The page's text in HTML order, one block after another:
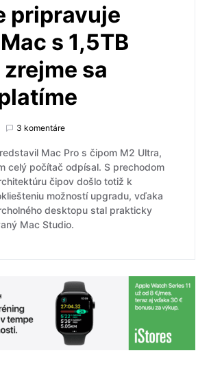
pripravuje
s 1,5TB
zrejme sa
3 komentáre
Mac Pro s čipom M2 Ultra,
celý počítač odpísal. S prechodom
čipov došlo totiž k
možností upgradu, vďaka
desktopu stal prakticky
Mac Studio.